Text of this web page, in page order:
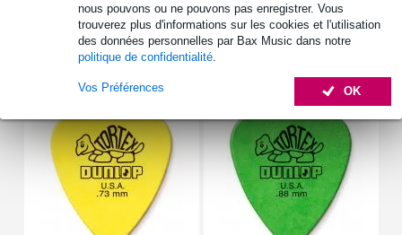
nous pouvons ou ne pouvons pas enregistrer. Vous
trouverez plus d'informations sur les cookies et l'utilisation
des données personnelles par Bax Music dans notre
politique de confidentialité
OK
Vos Préférences
Afficher toutes les caractéristiques du produit
Accessoires (42)